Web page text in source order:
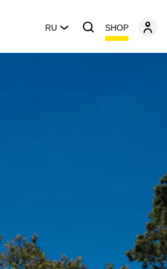
RU SHOP